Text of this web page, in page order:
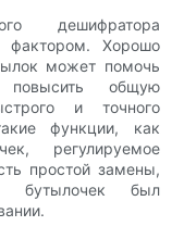
дешифратора
фактором. Хорошо
может помочь
общую
и точного
функции, как
регулируемое
простой замены,
бутылочек был